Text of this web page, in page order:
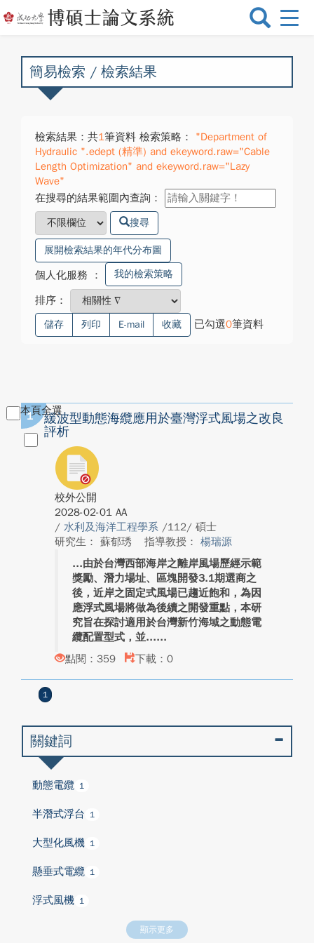
選
換
簡易檢索 / 檢索結果
檢索結果：共1筆資料 檢索策略：
"Department of
Hydraulic ".edept (精準) and ekeyword.raw="Cable
Length Optimization" and ekeyword.raw="Lazy
Wave"
在搜尋的結果範圍內查詢：
搜尋
展開檢索結果的年代分布圖
個人化服務 ： 我的檢索策略
排序：
儲存 列印 E-mail 收藏 已勾選0筆資料
本頁全選
1
緩波型動態海纜應用於臺灣浮式風場之改良
評析
校外公開
2028-02-01 AA
/ 水利及海洋工程學系 /112/ 碩士
研究生： 蘇郁琇
指導教授： 楊瑞源
由於台灣西部海岸之離岸風場歷經示範
獎勵、潛力場址、區塊開發3.1期選商之
後，近岸之固定式風場已趨近飽和，為因
應浮式風場將做為後續之開發重點，本研
究旨在探討適用於台灣新竹海域之動態電
纜配置型式，並...
點閱：359
下載：0
1
關鍵詞
動態電纜 1
半潛式浮台 1
大型化風機 1
懸垂式電纜 1
浮式風機 1
顯示更多